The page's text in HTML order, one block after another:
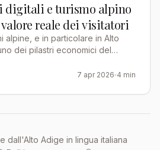
digitali e turismo alpino
reale dei visitatori
alpine, e in particolare in Alto
dei pilastri economici del
7 apr 2026 4 min
dall'Alto Adige in lingua italiana